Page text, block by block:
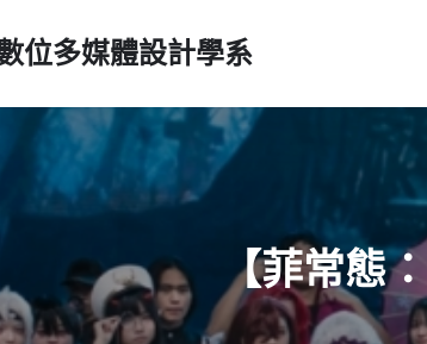
位多媒體設計學系
【菲常態